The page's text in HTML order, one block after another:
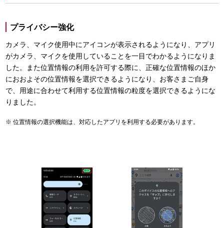
プライバシー強化
カメラ、マイク使用中にアイコンが表示されるようになり、アプリ
がカメラ、マイクを使用していることを一目でわかるようになりま
した。また位置情報の利用を許可する際に、正確な位置情報のほか
におおよその位置情報を選択できるようになり、お客さまご自身
で、用途に合わせて利用する位置情報の粒度を選択できるようにな
りました。
位置情報の選択機能は、対応したアプリを利用する必要があります。